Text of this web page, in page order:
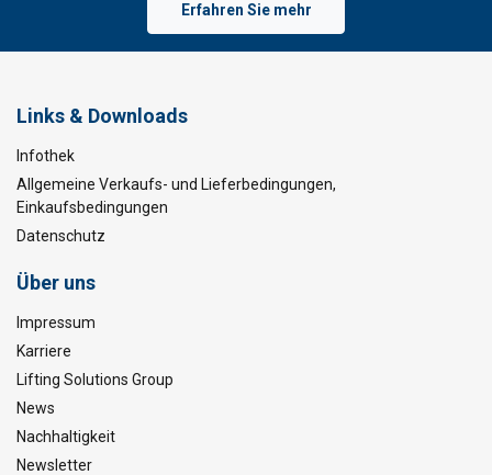
Erfahren Sie mehr
Links & Downloads
Infothek
Allgemeine Verkaufs- und Lieferbedingungen,
Einkaufsbedingungen
Datenschutz
Über uns
Impressum
Karriere
Lifting Solutions Group
News
Nachhaltigkeit
Newsletter